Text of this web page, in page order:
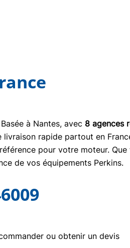
à Nantes, avec 8 agences
rapide partout en
pour votre moteur. Que
de vos équipements Perkins.
ou obtenir un devis